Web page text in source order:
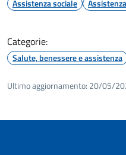
Assistenza sociale
Categorie:
Salute, benessere e assistenza
Ultimo aggiornamento: 20/05/